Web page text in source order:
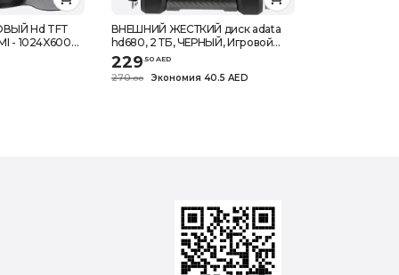
Hd TFT
- 1024X600
Для
ВНЕШНИЙ ЖЕСТКИЙ диск adata
hd680, 2 ТБ, ЧЕРНЫЙ, Игровой
Жесткий диск, ОРГАНАЙЗЕР Для
USB-КАБЕЛЕЙ, Прочный Военный
Класс
229 50 AED
270.00 Экономия 40.5 AED